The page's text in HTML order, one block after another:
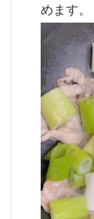
めます。